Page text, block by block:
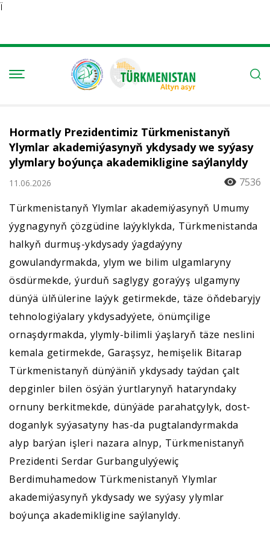
Ï
Hormatly Prezidentimiz Türkmenistanyň
Ylymlar akademiýasynyň ykdysady we syýasy
ylymlary boýunça akademikligine saýlanyldy
11.06.2026
7536
Türkmenistanyň Ylymlar akademiýasynyň Umumy
ýygnagynyň çözgüdine laýyklykda, Türkmenistanda
halkyň durmuş-ykdysady ýagdaýyny
gowulandyrmakda, ylym we bilim ulgamlaryny
ösdürmekde, ýurduň saglygy goraýyş ulgamyny
dünýä ülňülerine laýyk getirmekde, täze öňdebaryjy
tehnologiýalary ykdysadyýete, önümçilige
ornaşdyrmakda, ylymly-bilimli ýaşlaryň täze neslini
kemala getirmekde, Garaşsyz, hemişelik Bitarap
Türkmenistanyň dünýäniň ykdysady taýdan çalt
depginler bilen ösýän ýurtlarynyň hataryndaky
ornuny berkitmekde, dünýäde parahatçylyk, dost-
doganlyk syýasatyny has-da pugtalandyrmakda
alyp barýan işleri nazara alnyp, Türkmenistanyň
Prezidenti Serdar Gurbangulyýewiç
Berdimuhamedow Türkmenistanyň Ylymlar
akademiýasynyň ykdysady we syýasy ylymlar
boýunça akademikligine saýlanyldy.